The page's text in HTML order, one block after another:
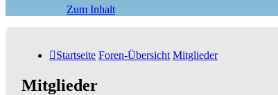
Zum Inhalt
Startseite Foren-Übersicht Mitglieder
Mitglieder